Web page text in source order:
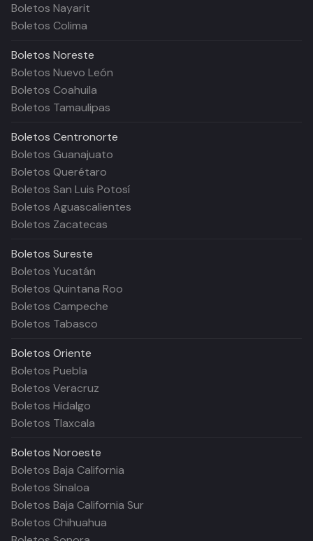
Boletos Nayarit
Boletos Colima
Boletos Noreste
Boletos Nuevo León
Boletos Coahuila
Boletos Tamaulipas
Boletos Centronorte
Boletos Guanajuato
Boletos Querétaro
Boletos San Luis Potosí
Boletos Aguascalientes
Boletos Zacatecas
Boletos Sureste
Boletos Yucatán
Boletos Quintana Roo
Boletos Campeche
Boletos Tabasco
Boletos Oriente
Boletos Puebla
Boletos Veracruz
Boletos Hidalgo
Boletos Tlaxcala
Boletos Noroeste
Boletos Baja California
Boletos Sinaloa
Boletos Baja California Sur
Boletos Chihuahua